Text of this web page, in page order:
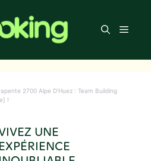
Menu
2700 Alpe D’Huez : Team Building
!
UNE
EXPÉRIENCE